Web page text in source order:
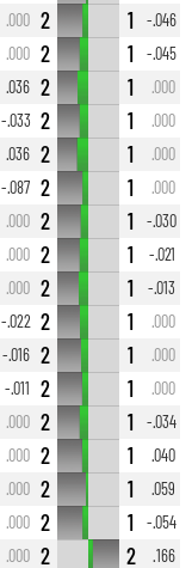
.000 2 1
-.046
.000 2 1
-.045
.036 2 1
.000
-.033 2 1
.000
.036 2 1
.000
-.087 2 1
.000
.000 2 1
-.030
.000 2 1
-.021
.000 2 1
-.013
-.022 2 1
.000
-.016 2 1
.000
-.011 2 1
.000
.000 2 1
-.034
.000 2 1
.040
.000 2 1
.059
.000 2 1
-.054
.000 2 2
.166